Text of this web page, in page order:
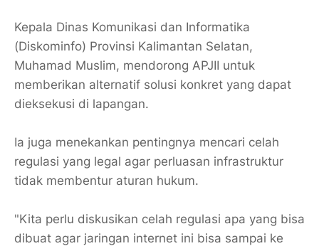
​Kepala Dinas Komunikasi dan Informatika
(Diskominfo) Provinsi Kalimantan Selatan,
Muhamad Muslim, mendorong APJII untuk
memberikan alternatif solusi konkret yang dapat
dieksekusi di lapangan.
Ia juga menekankan pentingnya mencari celah
regulasi yang legal agar perluasan infrastruktur
tidak membentur aturan hukum.
​"Kita perlu diskusikan celah regulasi apa yang bisa
dibuat agar jaringan internet ini bisa sampai ke